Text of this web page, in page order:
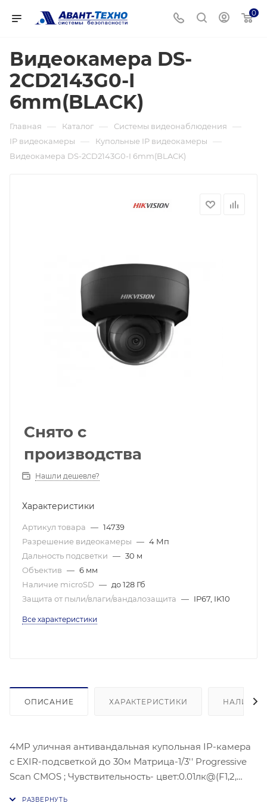
0
Видеокамера DS-
2CD2143G0-I
6mm(BLACK)
Главная — Каталог — Системы видеонаблюдения —
IP видеокамеры — Купольные IP видеокамеры —
Видеокамера DS-2CD2143G0-I 6mm(BLACK)
Снято с
производства
Нашли дешевле?
Характеристики
Артикул товара — 14739
Разрешение видеокамеры — 4 Мп
Дальность подсветки — 30 м
Объектив — 6 мм
Наличие microSD — до 128 Гб
Защита от пыли/влаги/вандалозащита — IP67, IK10
Все характеристики
ОПИСАНИЕ ХАРАКТЕРИСТИКИ НАЛИЧИЕ
4МР уличная антивандальная купольная IP-камера
с EXIR-подсветкой до 30м Матрица-1/3'' Progressive
Scan CMOS ; Чувствительность- цвет:0.01лк@(F1,2,